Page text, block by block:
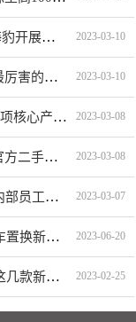
钜惠三月，比亚迪宋PLUS、宋Pro、海豹开展限时优惠活动 2023-03-10
电动汽车降价排行榜，电动汽车降价最厉害的品牌是？ 2023-03-10
2023款欧拉好猫值得买吗？新款好猫9项核心产品力重磅升级 2023-03-08
一图读懂极氪官方二手车认证，极氪官方二手车入口上线 2023-03-08
蔚来内部员工可以10万买车吗？蔚来内部员工爆料 2023-03-07
比亚迪置换补贴政策2023，比亚迪旧车置换新车价格表 2023-06-20
2022建议买车SUV排行榜，除了油车这几款新能源SUV也建议买 2023-02-25